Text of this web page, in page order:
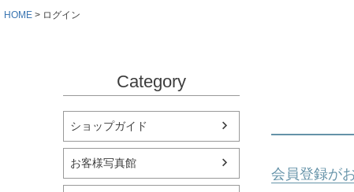
アウター
Recital & Concours
Atelier
実店舗 つくば店
Tsukuba Boutique
〒 茨城県土浦市大町14-16-1F
HOME ログイン
Category
ショップガイド
お客様写真館
会員登録が